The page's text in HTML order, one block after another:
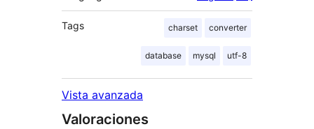
Tags charset converter
database mysql utf-8
Vista avanzada
Valoraciones